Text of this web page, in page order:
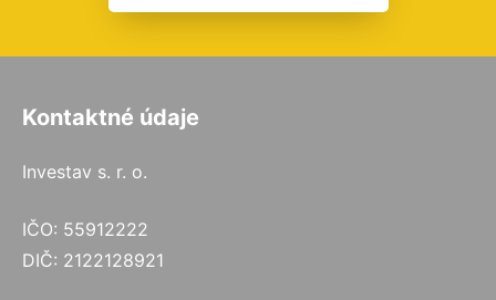
Kontaktné údaje
Investav s. r. o.
IČO: 55912222
DIČ: 2122128921